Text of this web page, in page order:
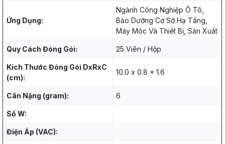
Ứng Dụng:
Ngành Công Nghiệp Ô Tô,
Bảo Dưỡng Cơ Sở Hạ Tầng,
Máy Móc Và Thiết Bị, Sản Xuất
Quy Cách Đóng Gói: 25 Viên / Hộp
Kích Thước Đóng Gói DxRxC
(cm):
10.0 x 0.8 x 1.6
Cân Nặng (gram): 6
Số W:
Điện Áp (VAC):